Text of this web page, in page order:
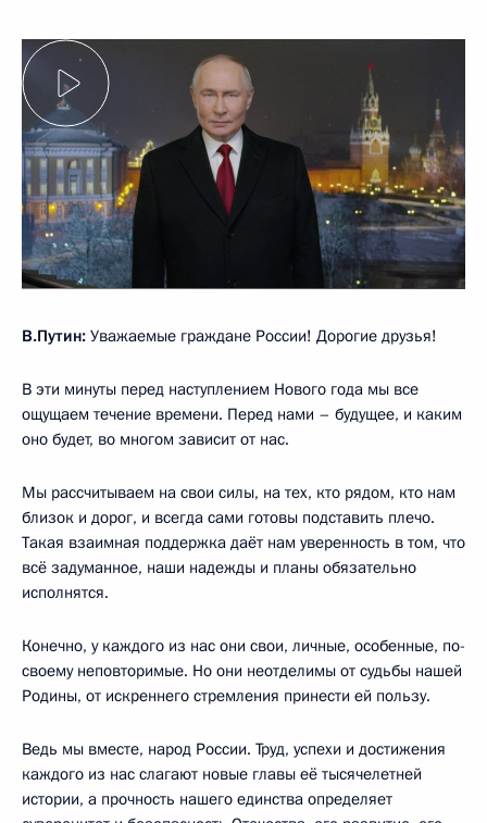
В.Путин: Уважаемые граждане России! Дорогие друзья!
В эти минуты перед наступлением Нового года мы все
ощущаем течение времени. Перед нами – будущее, и каким
оно будет, во многом зависит от нас.
Мы рассчитываем на свои силы, на тех, кто рядом, кто нам
близок и дорог, и всегда сами готовы подставить плечо.
Такая взаимная поддержка даёт нам уверенность в том, что
всё задуманное, наши надежды и планы обязательно
исполнятся.
Конечно, у каждого из нас они свои, личные, особенные, по-
своему неповторимые. Но они неотделимы от судьбы нашей
Родины, от искреннего стремления принести ей пользу.
Ведь мы вместе, народ России. Труд, успехи и достижения
каждого из нас слагают новые главы её тысячелетней
истории, а прочность нашего единства определяет